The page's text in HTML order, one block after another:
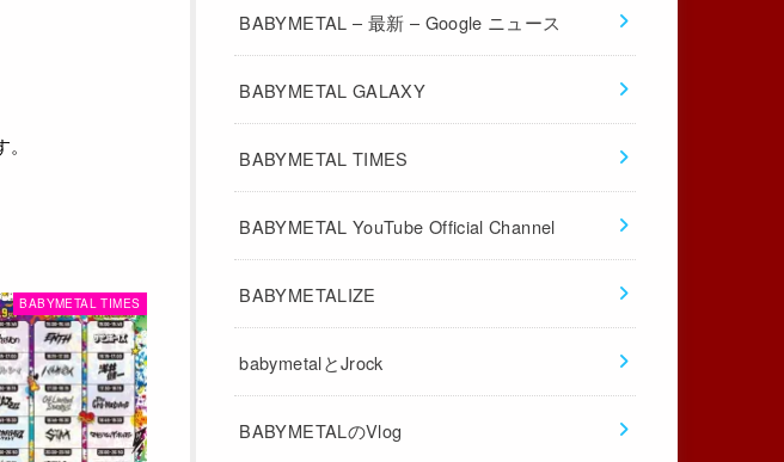
BABYMETAL TIMES
BABYMETAL – 最新 – Google ニュース
BABYMETAL GALAXY
BABYMETAL TIMES
BABYMETAL YouTube Official Channel
BABYMETALIZE
babymetalとJrock
BABYMETALのVlog